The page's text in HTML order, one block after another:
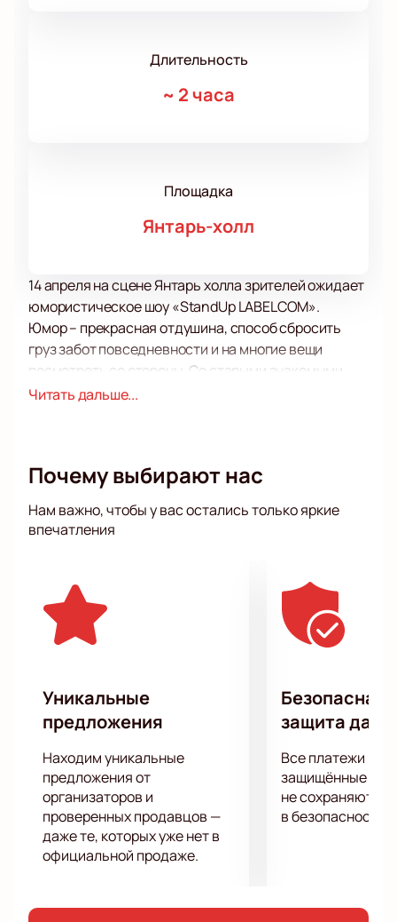
Длительность
~ 2 часа
Площадка
Янтарь-холл
14 апреля на сцене Янтарь холла зрителей ожидает
юмористическое шоу «StandUp LABELCOM».
Юмор – прекрасная отдушина, способ сбросить
груз забот повседневности и на многие вещи
посмотреть со стороны. Со старыми знакомыми
участниками этого шоу и начинающими
отношения, вопросы воспитания, различные
супермаркете или в школе, а также юмор на самые
актуальные и волнующие темы подарят вам в этот
В героях на сцене вы непременно узнаете своих
друзей, знакомых и возможно даже себя!
Читать дальше...
Почему выбирают нас
Нам важно, чтобы у вас остались только яркие
впечатления
Уникальные
предложения
Находим уникальные
предложения от
организаторов и
проверенных продавцов —
даже те, которых уже нет в
официальной продаже.
Безопасная
защита
Все платежи
защищённые
не сохраняются
в безопасности.